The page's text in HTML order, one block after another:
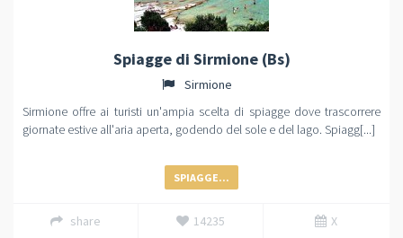
Spiagge di Sirmione (Bs)
Sirmione
Sirmione offre ai turisti un'ampia scelta di spiagge dove trascorrere
giornate estive all'aria aperta, godendo del sole e del lago. Spiagg[...]
SPIAGGE...
share 14235 X